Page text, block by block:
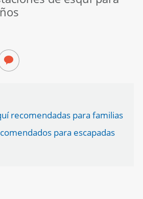
recomendadas para familias
para escapadas